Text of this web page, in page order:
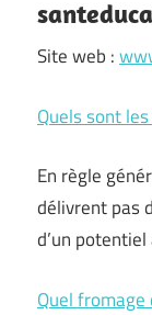
Site web :
Quels sont
En règle
délivrent pas
d’un
Quel